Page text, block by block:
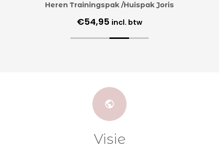
Heren Trainingspak /Huispak Joris
€54,95 incl. btw
Visie